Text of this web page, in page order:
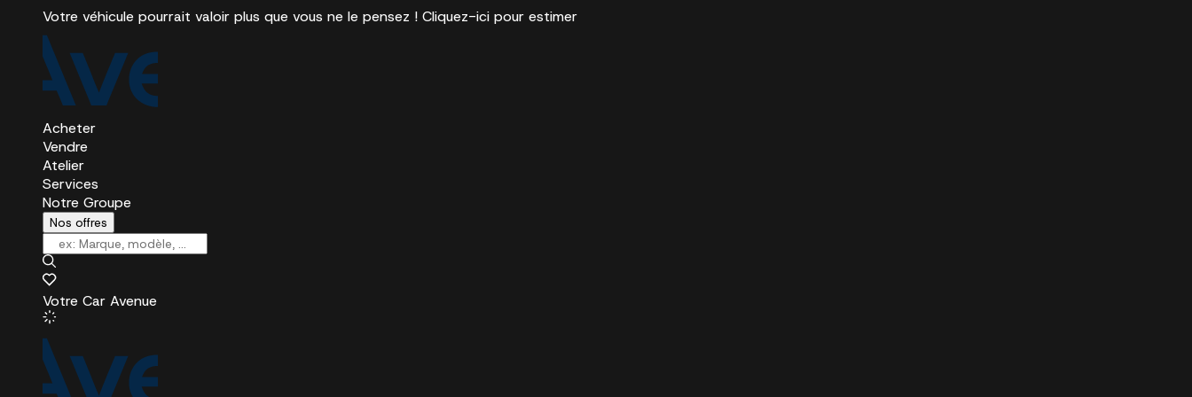
Votre véhicule pourrait valoir plus que vous ne le pensez ! Cliquez-ici pour estimer
Acheter
Vendre
Atelier
Services
Notre Groupe
Nos offres
Votre Car Avenue